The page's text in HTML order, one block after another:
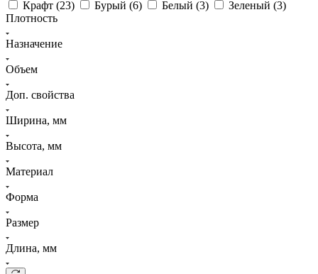
Крафт (23) Бурый (6) Белый (3) Зеленый (3)
Плотность
Назначение
Объем
Доп. свойства
Ширина, мм
Высота, мм
Материал
Форма
Размер
Длина, мм